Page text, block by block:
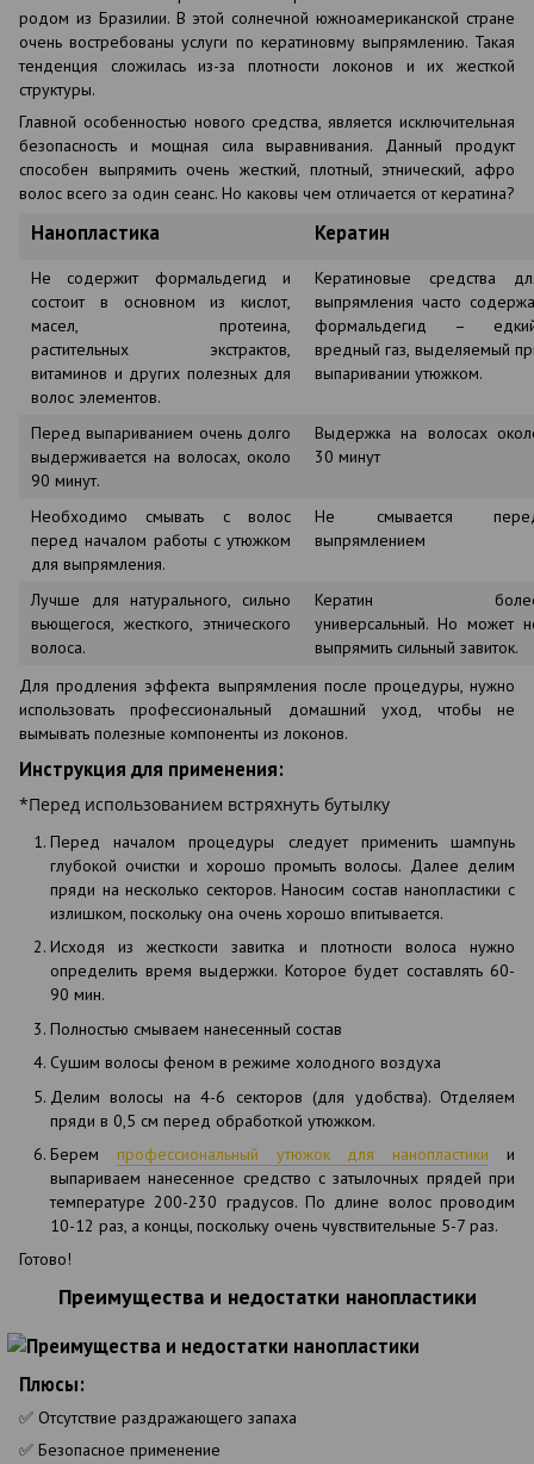
родом из Бразилии. В этой солнечной южноамериканской стране
очень востребованы услуги по кератиновму выпрямлению. Такая
тенденция сложилась из-за плотности локонов и их жесткой
структуры.
Главной особенностью нового средства, является исключительная
безопасность и мощная сила выравнивания. Данный продукт
способен выпрямить очень жесткий, плотный, этнический, афро
волос всего за один сеанс. Но каковы чем отличается от кератина?
Нанопластика Кератин
Не содержит формальдегид и
состоит в основном из кислот,
масел, протеина,
растительных экстрактов,
витаминов и других полезных для
волос элементов.
Кератиновые средства
выпрямления часто
формальдегид –
вредный газ, выделяемый
выпаривании утюжком.
Перед выпариванием очень долго
выдерживается на волосах, около
90 минут.
Выдержка на волосах
30 минут
Необходимо смывать с волос
перед началом работы с утюжком
для выпрямления.
Не смывается
выпрямлением
Лучше для натурального, сильно
вьющегося, жесткого, этнического
волоса.
Кератин
универсальный. Но может
выпрямить сильный завиток.
Для продления эффекта выпрямления после процедуры, нужно
использовать профессиональный домашний уход, чтобы не
вымывать полезные компоненты из локонов.
Инструкция для применения:
*Перед использованием встряхнуть бутылку
Перед началом процедуры следует применить шампунь
глубокой очистки и хорошо промыть волосы. Далее делим
пряди на несколько секторов. Наносим состав нанопластики с
излишком, поскольку она очень хорошо впитывается.
Исходя из жесткости завитка и плотности волоса нужно
определить время выдержки. Которое будет составлять 60-
90 мин.
Полностью смываем нанесенный состав
Сушим волосы феном в режиме холодного воздуха
Делим волосы на 4-6 секторов (для удобства). Отделяем
пряди в 0,5 см перед обработкой утюжком.
Берем профессиональный утюжок для нанопластики и
выпариваем нанесенное средство с затылочных прядей при
температуре 200-230 градусов. По длине волос проводим
10-12 раз, а концы, поскольку очень чувствительные 5-7 раз.
Готово!
Преимущества и недостатки нанопластики
Плюсы:
✅ Отсутствие раздражающего запаха
✅ Безопасное применение